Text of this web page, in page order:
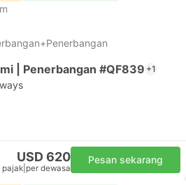
| Penerbangan #QF839 +1
USD 620
pajak per dewasa
Pesan sekarang